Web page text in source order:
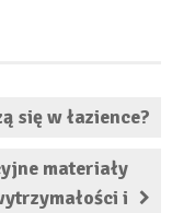
się w łazience?
materiały
i